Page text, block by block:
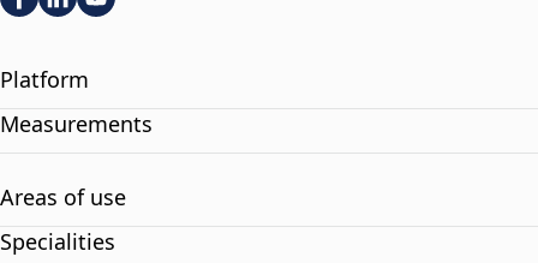
Platform
Measurements
Areas of use
Specialities